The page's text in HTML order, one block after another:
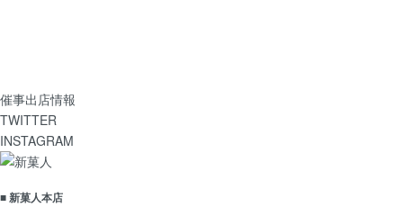
催事出店情報
TWITTER
INSTAGRAM
■ 新菓人本店